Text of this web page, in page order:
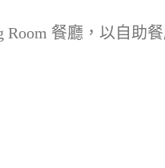
Room 餐廳，以自助